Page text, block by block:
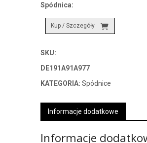
Spódnica:
Kup / Szczegóły
SKU:
DE191A91A977
KATEGORIA: Spódnice
Informacje dodatkowe